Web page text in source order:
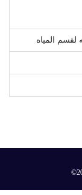
لقسم المياه